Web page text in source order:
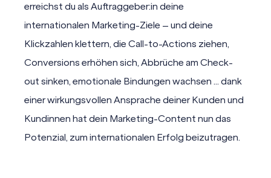
erreichst du als Auftraggeber:in deine
internationalen Marketing-Ziele – und deine
Klickzahlen klettern, die Call-to-Actions ziehen,
Conversions erhöhen sich, Abbrüche am Check-
out sinken, emotionale Bindungen wachsen … dank
einer wirkungsvollen Ansprache deiner Kunden und
Kundinnen hat dein Marketing-Content nun das
Potenzial, zum internationalen Erfolg beizutragen.